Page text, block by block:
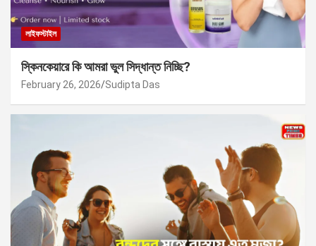
লাইফস্টাইল
স্কিনকেয়ারে কি আমরা ভুল সিদ্ধান্ত নিচ্ছি?
February 26, 2026 Sudipta Das